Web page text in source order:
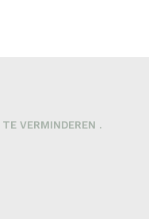
VERMINDEREN .